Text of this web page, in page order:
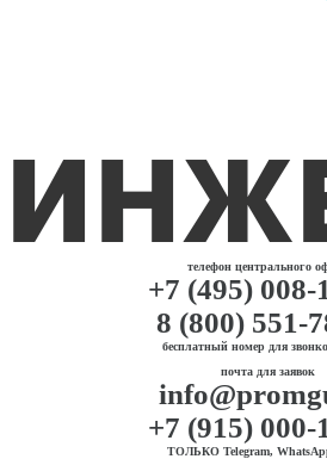
телефон центрального
+7 (495) 008-
8 (800) 551-
бесплатный номер для
почта для заявок
+7 (915) 000-
ТОЛЬКО Telegram,